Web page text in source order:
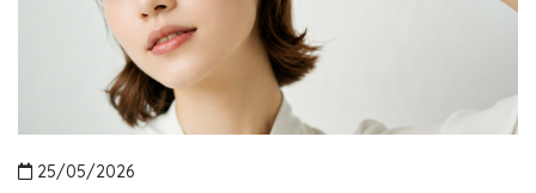
25/05/2026